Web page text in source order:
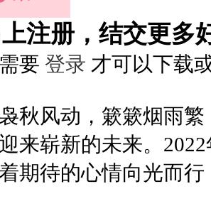
注册，结交更多
要 登录 才可以下载
秋风动，簌簌烟雨
来崭新的未来。
期待的心情向光而